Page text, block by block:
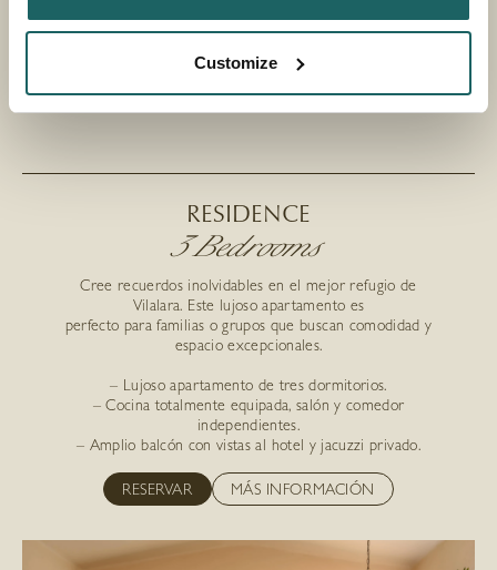
Customize
RESIDENCE
3 Bedrooms
Cree recuerdos inolvidables en el mejor refugio de
Vilalara. Este lujoso apartamento es
perfecto para familias o grupos que buscan comodidad y
espacio excepcionales.
– Lujoso apartamento de tres dormitorios.
– Cocina totalmente equipada, salón y comedor
independientes.
– Amplio balcón con vistas al hotel y jacuzzi privado.
RESERVAR MÁS INFORMACIÓN